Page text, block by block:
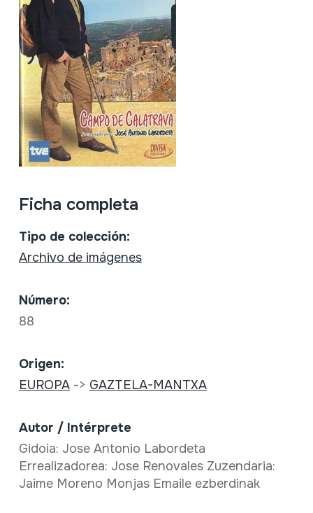
Ficha completa
Tipo de colección:
Archivo de imágenes
Número:
88
Origen:
EUROPA-> GAZTELA-MANTXA
Autor / Intérprete
Gidoia: Jose Antonio Labordeta
Errealizadorea: Jose Renovales Zuzendaria:
Jaime Moreno Monjas Emaile ezberdinak